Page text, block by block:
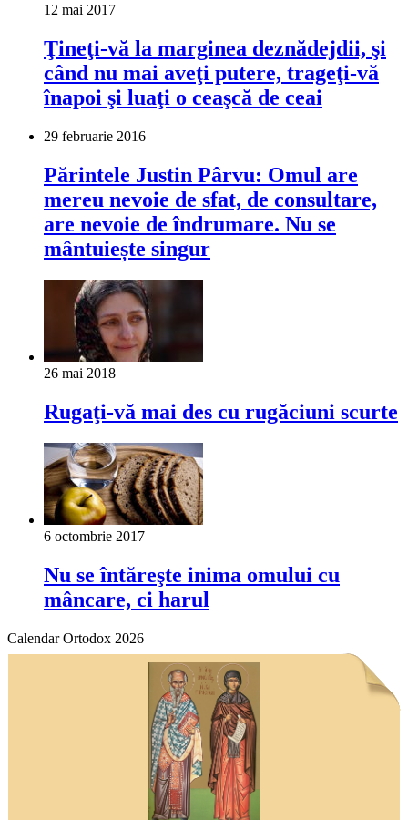
12 mai 2017
Ţineţi-vă la marginea deznădejdii, şi
când nu mai aveţi putere, trageţi-vă
înapoi şi luaţi o ceaşcă de ceai
29 februarie 2016
Părintele Justin Pârvu: Omul are
mereu nevoie de sfat, de consultare,
are nevoie de îndrumare. Nu se
mântuiește singur
26 mai 2018
Rugaţi-vă mai des cu rugăciuni scurte
6 octombrie 2017
Nu se întăreşte inima omului cu
mâncare, ci harul
Calendar Ortodox 2026